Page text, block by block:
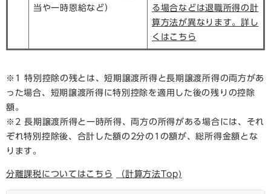
当や一時恩給など）
る場合などは退職所得の計
算方法が異なります。詳し
くはこちら
※1 特別控除の残とは、短期譲渡所得と長期譲渡所得の両方があ
った場合、短期譲渡所得に特別控除を適用した後の残りの控除
額。
※2 長期譲渡所得と一時所得、両方の所得がある場合には、それ
ぞれ特別控除後、合計した額の2分の1の額が、総所得金額とな
ります。
分離課税についてはこちら （計算方法Top)